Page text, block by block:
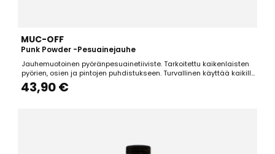
MUC-OFF
Punk Powder -pesuainejauhe
Jauhemuotoinen pyöränpesuainetiiviste. Tarkoitettu kaikenlaisten
pyörien, osien ja pintojen puhdistukseen. Turvallinen käyttää kaikilla
osilla ja pinnoilla, myös hiilikuidulla. Pakkauksessa 4x30 g pussia,
yksi pussi = 1 L valmista pesuainetta.
43,90 €